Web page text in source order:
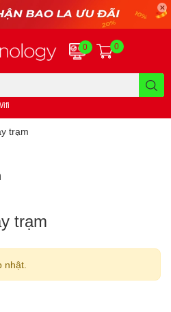
0 0
trạm
trạm
nhật.